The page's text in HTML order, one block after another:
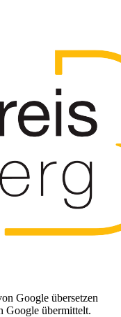
Google übersetzen
Google übermittelt.